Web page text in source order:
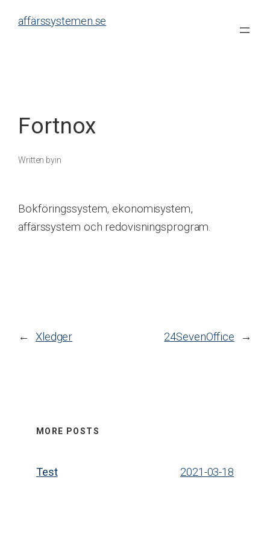
affärssystemen.se
Fortnox
Written byin
Bokföringssystem, ekonomisystem,
affärssystem och redovisningsprogram.
← Xledger 24SevenOffice →
MORE POSTS
Test 2021-03-18